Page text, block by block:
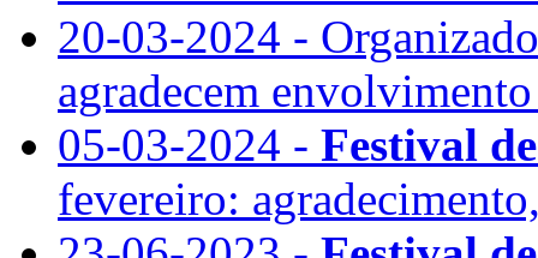
20-03-2024 -
agradecem
05-03-2024 - Festival
fevereiro: